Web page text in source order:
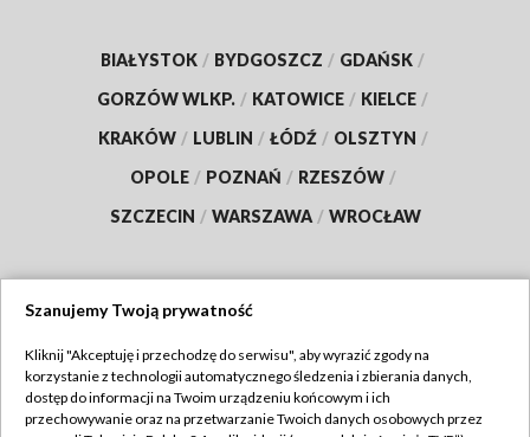
BIAŁYSTOK / BYDGOSZCZ / GDAŃSK /
GORZÓW WLKP. / KATOWICE / KIELCE /
KRAKÓW / LUBLIN / ŁÓDŹ / OLSZTYN /
OPOLE / POZNAŃ / RZESZÓW /
SZCZECIN / WARSZAWA / WROCŁAW
TVP
Abonament TVP
Regulamin TVP
Szanujemy Twoją prywatność
Kliknij "Akceptuję i przechodzę do serwisu", aby wyrazić zgody na
korzystanie z technologii automatycznego śledzenia i zbierania danych,
dostęp do informacji na Twoim urządzeniu końcowym i ich
przechowywanie oraz na przetwarzanie Twoich danych osobowych przez